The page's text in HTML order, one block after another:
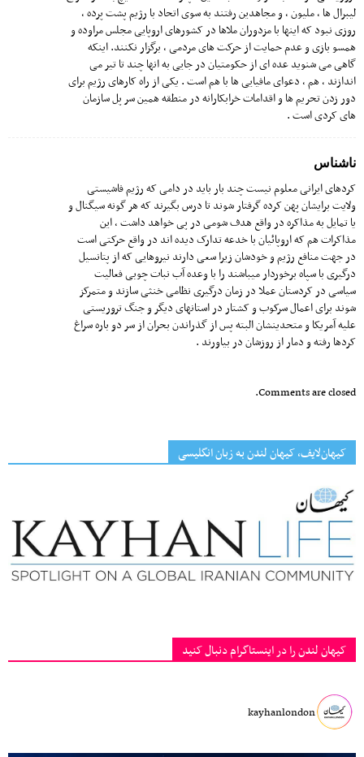
لیبرال ها ، ملیون ، و مجاهدین رفتند به سوی اتحاد با رژیم پشت پرده ،
روزی نبود که اینها با مزدوران ملاها در کشورهای اروپایی مجلس مراوده و
همسو بازی و عدم حمایت از حرکت های مردمی ، برگزار نکنند. اینکه
گاهی می شنوید عده ای از حکومتیان در جایی به انها چند تا تیر می
اندازند ، هم ، دعوای مافیایی ها با هم است . یکی از راه کارهای رژیم برای
دور زدن تحریم ها و اقدامات خرابکارانه در منطقه همین سر پل سازمان
های کردی است .
ناشناس
کردهای ایرانی معلوم نیست چند بار باید در دامی که رژیم فاشیستی
ولایت برایشان پهن کرده گرفتار شوند تا درس بگیرند که هر گونه سیگنال و
یا تمایل به مذاکره در واقع هدف شومی در پی خواهد داشت ، این
مذاکرات هم که اروپائیان با خدعه تدارک دیده اند در واقع حرکتی است
در جهت منافع رژیم و خودشان زیرا سعی دارند نیروهایی که از پتانسیل
درگیری با سپاه برخوردار میباشند را با وعده آب نبات چوبی فعالیت
سیاسی در کردستان عملا در زمان درگیری نظامی خنثی سازند و متمرکز
شوند برای اعمال سرکوب و کشتار در استانهای دیگر و جنگ تروریستی
علیه آمریکا و متحدینشان البته پس از گذراندن بحران از سر دو باره سراغ
کردها رفته و دمار از روزشان در بیاورند .
Comments are closed.
کیهان‌لایف، کیهان لندن به زبان انگلیسی
کیهان لندن را در اینستاگرام دنبال کنید
kayhanlondon